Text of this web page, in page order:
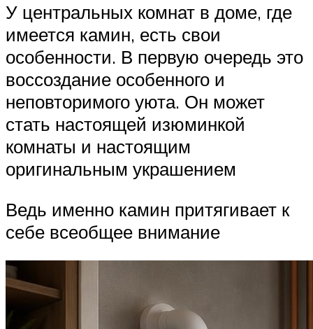
У центральных комнат в доме, где
имеется камин, есть свои
особенности. В первую очередь это
воссоздание особенного и
неповторимого уюта. Он может
стать настоящей изюминкой
комнаты и настоящим
оригинальным украшением
Ведь именно камин притягивает к
себе всеобщее внимание